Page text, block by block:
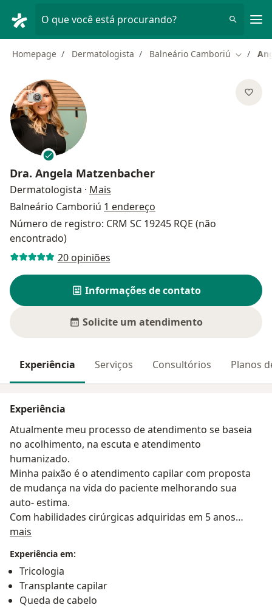
O que você está procurando?
Homepage Dermatologista Balneário Camboriú Mudar
Dra. Angela Matzenbacher
Dermatologista · Mais
Balneário Camboriú 1 endereço
Número de registro: CRM SC 19245 RQE (não
encontrado)
20 opiniões
Informações de contato
Solicite um atendimento
Experiência Serviços Consultórios Planos
Experiência
Atualmente meu processo de atendimento se baseia
no acolhimento, na escuta e atendimento
humanizado.
Minha paixão é o atendimento capilar com proposta
de mudança na vida do paciente melhorando sua
auto- estima.
Com habilidades cirúrgicas adquiridas em 5 anos
realizando cirurgias dermatológicas me destaco no
Transplante Capilar.
mais
Experiência em:
Tricologia
Transplante capilar
Queda de cabelo